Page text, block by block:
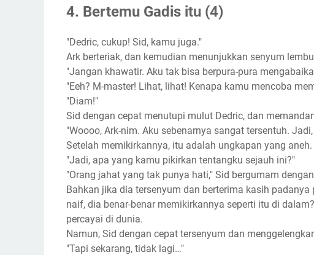
4. Bertemu Gadis itu (4)
"Dedric, cukup! Sid, kamu juga."
Ark berteriak, dan kemudian menunjukkan senyum
"Jangan khawatir. Aku tak bisa berpura-pura
"Eeh? M-master! Lihat, lihat! Kenapa kamu mencoba
"Diam!"
Sid dengan cepat menutupi mulut Dedric, dan
"Woooo, Ark-nim. Aku sebenarnya sangat tersentuh.
Setelah memikirkannya, itu adalah ungkapan yang aneh.
"Jadi, apa yang kamu pikirkan tentangku sejauh ini?"
"Orang jahat yang tak punya hati," Sid bergumam
Bahkan jika dia tersenyum dan berterima kasih
naif, dia benar-benar memikirkannya seperti itu di
percayai di dunia.
Namun, Sid dengan cepat tersenyum dan
"Tapi sekarang, tidak lagi…"